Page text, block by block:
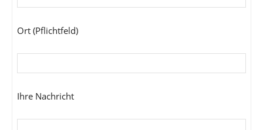
Ort (Pflichtfeld)
Ihre Nachricht